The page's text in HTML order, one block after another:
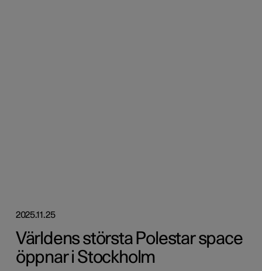
2025.11.25
Världens största Polestar space
öppnar i Stockholm